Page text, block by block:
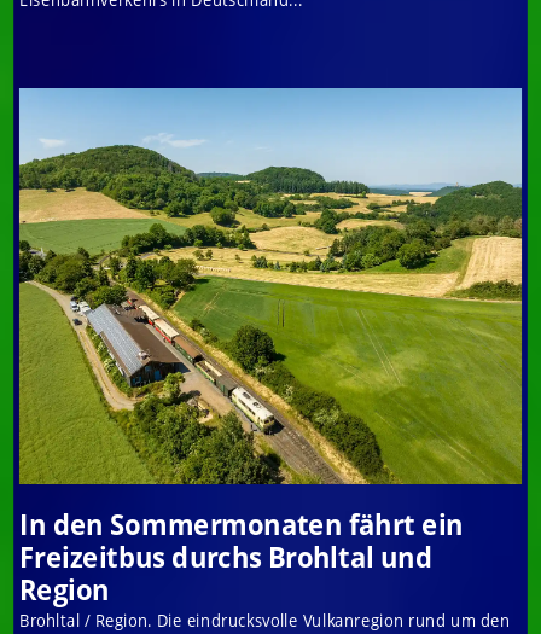
In den Sommermonaten fährt ein
Freizeitbus durchs Brohltal und
Region
Brohltal / Region. Die eindrucksvolle Vulkanregion rund um den